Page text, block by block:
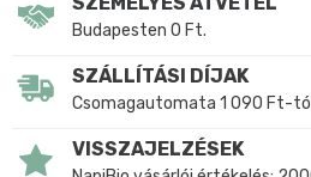
Budapesten 0 Ft.
SZÁLLÍTÁSI DÍJAK
Csomagautomata 1 090 Ft-
VISSZAJELZÉSEK